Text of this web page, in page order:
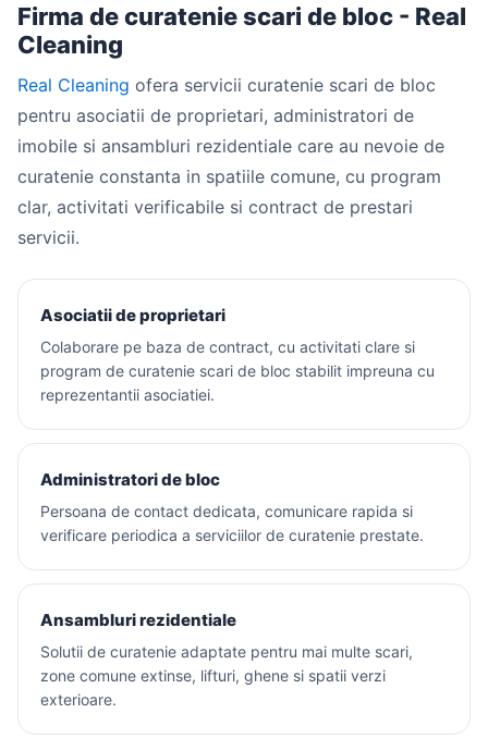
Firma de curatenie scari de bloc - Real
Cleaning
Real Cleaning ofera servicii curatenie scari de bloc
pentru asociatii de proprietari, administratori de
imobile si ansambluri rezidentiale care au nevoie de
curatenie constanta in spatiile comune, cu program
clar, activitati verificabile si contract de prestari
servicii.
Asociatii de proprietari
Colaborare pe baza de contract, cu activitati clare si
program de curatenie scari de bloc stabilit impreuna cu
reprezentantii asociatiei.
Administratori de bloc
Persoana de contact dedicata, comunicare rapida si
verificare periodica a serviciilor de curatenie prestate.
Ansambluri rezidentiale
Solutii de curatenie adaptate pentru mai multe scari,
zone comune extinse, lifturi, ghene si spatii verzi
exterioare.